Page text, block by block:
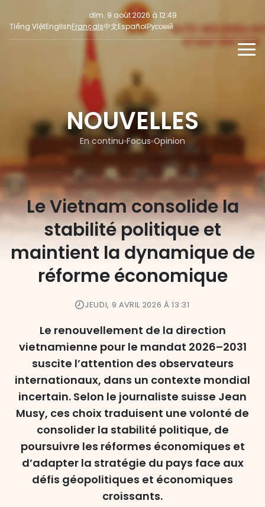
dim. 9 août 2026 à 12:49
Tiếng ViệtEnglishFrançais中文EspañolРусский
En continu
Focus
Opinion
INFORMATION POUR LA PRESSE
RÉSEAUX SOCIAUXNOUVELLES
En continu Focus Opinion
Le Vietnam consolide la
stabilité politique et
maintient la dynamique de
réforme économique
JEUDI, 9 AVRIL 2026 À 13:31
Le renouvellement de la direction
vietnamienne pour le mandat 2026–2031
suscite l’attention des observateurs
internationaux, dans un contexte mondial
incertain. Selon le journaliste suisse Jean
Musy, ces choix traduisent une volonté de
consolider la stabilité politique, de
poursuivre les réformes économiques et
d’adapter la stratégie du pays face aux
défis géopolitiques et économiques
croissants.